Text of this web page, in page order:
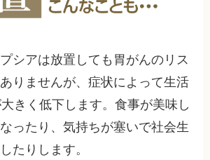
シアは放置しても胃がんのリス
りませんが、症状によって生活
きく低下します。食事が美味し
ったり、気持ちが塞いで社会生
たりします。